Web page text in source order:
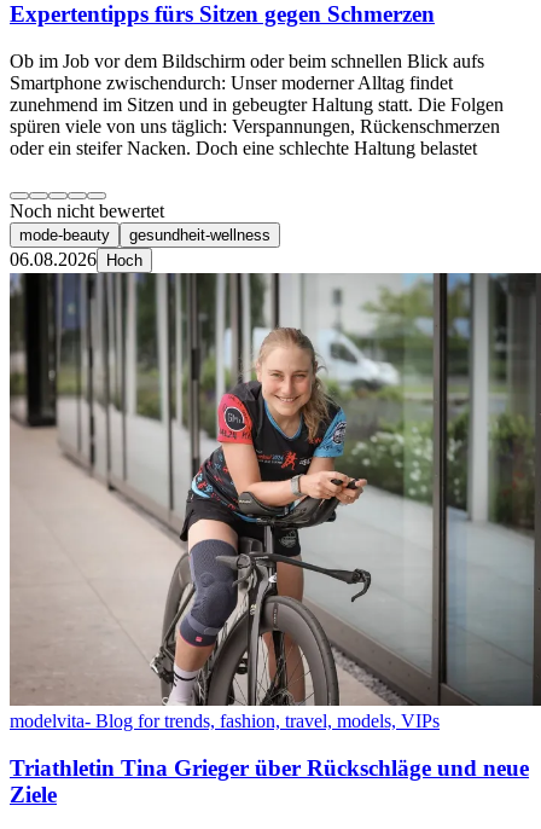
Expertentipps fürs Sitzen gegen Schmerzen
Ob im Job vor dem Bildschirm oder beim schnellen Blick aufs
Smartphone zwischendurch: Unser moderner Alltag findet
zunehmend im Sitzen und in gebeugter Haltung statt. Die Folgen
spüren viele von uns täglich: Verspannungen, Rückenschmerzen
oder ein steifer Nacken. Doch eine schlechte Haltung belastet
Noch nicht bewertet
mode-beauty gesundheit-wellness
06.08.2026 Hoch
modelvita- Blog for trends, fashion, travel, models, VIPs
Triathletin Tina Grieger über Rückschläge und neue
Ziele